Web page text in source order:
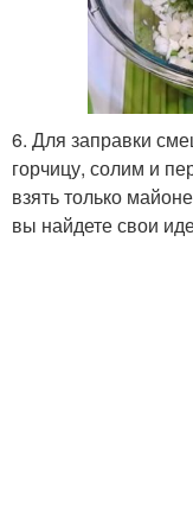
6. Для заправки
горчицу, солим и
взять только
вы найдете свои